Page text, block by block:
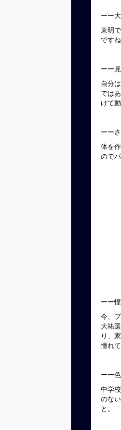
ーー
東明
ですね
ーー
自分
では
けて
ーー
体を
ので
ーー
今、
大祐
り、
憧れて
ーー
中学
のな
と。